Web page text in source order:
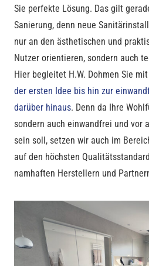
Sie perfekte Lösung. Das gilt
Sanierung, denn neue
nur an den ästhetischen und
Nutzer orientieren, sondern auch
Hier begleitet H.W. Dohmen Sie
der ersten Idee bis hin zur
darüber hinaus. Denn da Ihre
sondern auch einwandfrei und vor
sein soll, setzen wir auch im
auf den höchsten
namhaften Herstellern und